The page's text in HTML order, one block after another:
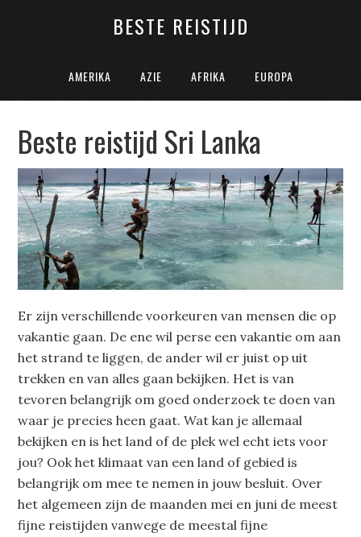
BESTE REISTIJD
AMERIKA AZIE AFRIKA EUROPA
Beste reistijd Sri Lanka
Er zijn verschillende voorkeuren van mensen die op
vakantie gaan. De ene wil perse een vakantie om aan
het strand te liggen, de ander wil er juist op uit
trekken en van alles gaan bekijken. Het is van
tevoren belangrijk om goed onderzoek te doen van
waar je precies heen gaat. Wat kan je allemaal
bekijken en is het land of de plek wel echt iets voor
jou? Ook het klimaat van een land of gebied is
belangrijk om mee te nemen in jouw besluit. Over
het algemeen zijn de maanden mei en juni de meest
fijne reistijden vanwege de meestal fijne